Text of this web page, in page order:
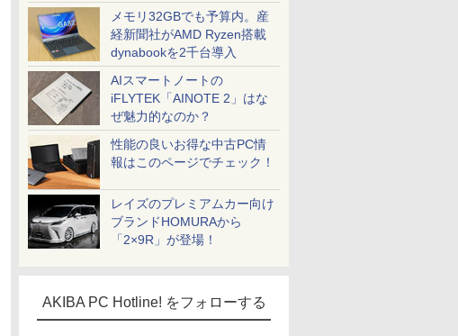
メモリ32GBでも予算内。産
経新聞社がAMD Ryzen搭載
dynabookを2千台導入
AIスマートノートの
iFLYTEK「AINOTE 2」はな
ぜ魅力的なのか？
性能の良いお得な中古PC情
報はこのページでチェック！
レイズのプレミアムカー向け
ブランドHOMURAから
「2×9R」が登場！
AKIBA PC Hotline! をフォローする